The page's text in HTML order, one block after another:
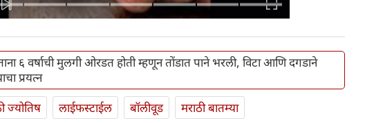
६ वर्षाची मुलगी ओरडत होती म्हणून तोंडात पाने भरली, विटा आणि दगडाने
प्रयत्न
ज्योतिष
लाईफस्टाईल बॉलीवूड मराठी बातम्या